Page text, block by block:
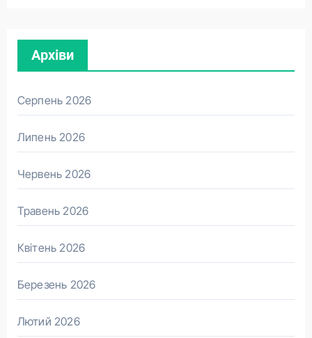
Архіви
Серпень 2026
Липень 2026
Червень 2026
Травень 2026
Квітень 2026
Березень 2026
Лютий 2026